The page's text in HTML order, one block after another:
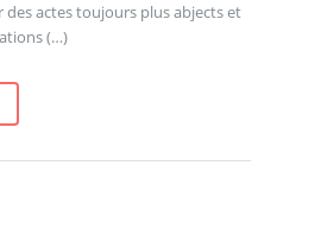
des actes toujours plus abjects et
(…)